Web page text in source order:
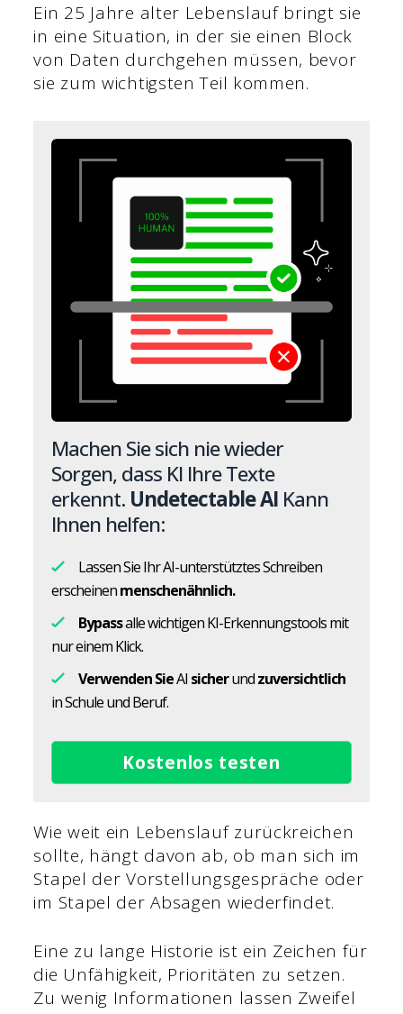
Ein 25 Jahre alter Lebenslauf bringt sie
in eine Situation, in der sie einen Block
von Daten durchgehen müssen, bevor
sie zum wichtigsten Teil kommen.
Machen Sie sich nie wieder
Sorgen, dass KI Ihre Texte
erkennt. Undetectable AI Kann
Ihnen helfen:
Lassen Sie Ihr AI-unterstütztes Schreiben
erscheinenmenschenähnlich.
Bypassalle wichtigen KI-Erkennungstools mit
nur einem Klick.
Verwenden SieAI sicherundzuversichtlich
in Schule und Beruf.
Kostenlos testen
Wie weit ein Lebenslauf zurückreichen
sollte, hängt davon ab, ob man sich im
Stapel der Vorstellungsgespräche oder
im Stapel der Absagen wiederfindet.
Eine zu lange Historie ist ein Zeichen für
die Unfähigkeit, Prioritäten zu setzen.
Zu wenig Informationen lassen Zweifel